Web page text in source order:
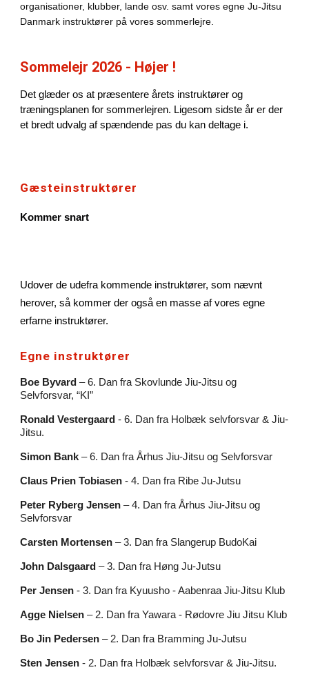
organisationer, klubber, lande osv. samt vores egne Ju-Jitsu
Danmark instruktører på vores sommerlejre.
Sommelejr 2026 - Højer !
Det glæder os at præsentere årets instruktører og
træningsplanen for sommerlejren. Ligesom sidste år er der
et bredt udvalg af spændende pas du kan deltage i.
Gæsteinstruktører
Kommer snart
Udover de udefra kommende instruktører, som nævnt
herover, så kommer der også en masse af vores egne
erfarne instruktører.
Egne instruktører
Boe Byvard – 6. Dan fra Skovlunde Jiu-Jitsu og
Selvforsvar, “KI”
Ronald Vestergaard - 6. Dan fra Holbæk selvforsvar & Jiu-
Jitsu.
Simon Bank – 6. Dan fra Århus Jiu-Jitsu og Selvforsvar
Claus Prien Tobiasen - 4. Dan fra Ribe Ju-Jutsu
Peter Ryberg Jensen – 4. Dan fra Århus Jiu-Jitsu og
Selvforsvar
Carsten Mortensen – 3. Dan fra Slangerup BudoKai
John Dalsgaard – 3. Dan fra Høng Ju-Jutsu
Per Jensen - 3. Dan fra Kyuusho - Aabenraa Jiu-Jitsu Klub
Agge Nielsen – 2. Dan fra Yawara - Rødovre Jiu Jitsu Klub
Bo Jin Pedersen – 2. Dan fra Bramming Ju-Jutsu
Sten Jensen - 2. Dan fra Holbæk selvforsvar & Jiu-Jitsu.